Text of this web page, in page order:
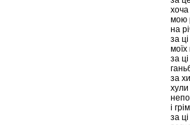
мою
на
за ці
за
за
хули
і
за